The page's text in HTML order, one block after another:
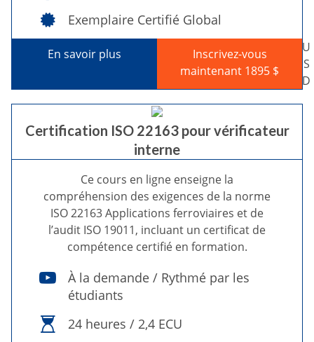
Exemplaire Certifié Global
En savoir plus
Inscrivez-vous
maintenant 1895 $
U
S
D
Certification ISO 22163 pour vérificateur
interne
Ce cours en ligne enseigne la
compréhension des exigences de la norme
ISO 22163 Applications ferroviaires et de
l’audit ISO 19011, incluant un certificat de
compétence certifié en formation.
À la demande / Rythmé par les
étudiants
24 heures / 2,4 ECU